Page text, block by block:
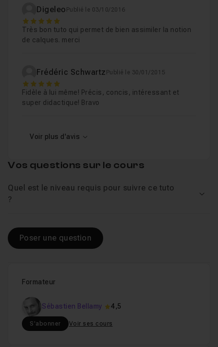
Digeleo Publié le 03/10/2016
5
Très bon tuto qui permet de bien assimiler la notion
de calques. merci
Frédéric Schwartz Publié le 30/01/2015
5
Fidèle à lui même! Précis, concis, intéressant et
super didactique! Bravo
Voir plus d'avis
Formateur
Sébastien Bellamy 4,5
S'abonner Voir ses cours
Vos questions sur le cours
Quel est le niveau requis pour suivre ce tuto
?
Poser une question